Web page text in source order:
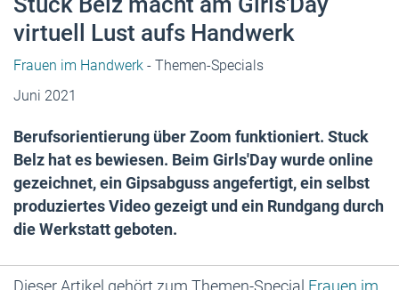
virtuell Lust aufs Handwerk
Frauen im Handwerk - Themen-Specials
Juni 2021
Berufsorientierung über Zoom funktioniert. Stuck
Belz hat es bewiesen. Beim Girls'Day wurde online
gezeichnet, ein Gipsabguss angefertigt, ein selbst
produziertes Video gezeigt und ein Rundgang durch
die Werkstatt geboten.
Dieser Artikel gehört zum Themen-Special Frauen im